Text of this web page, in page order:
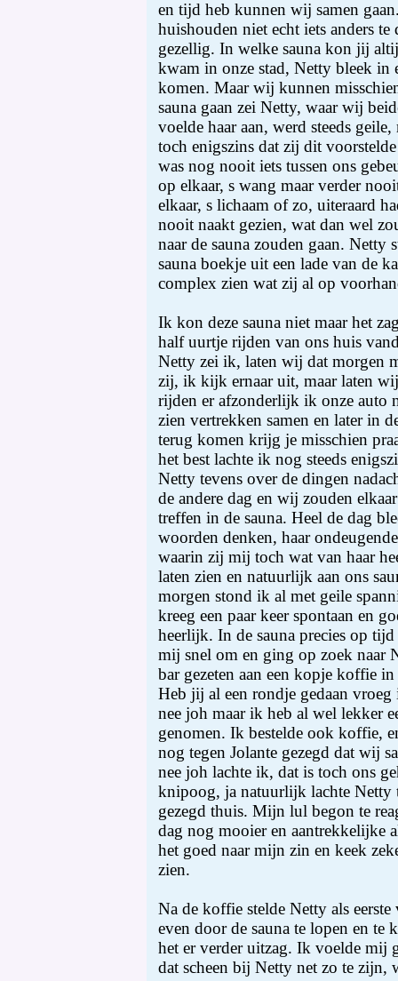
en tijd heb kunnen wij samen
huishouden niet echt iets anders
gezellig. In welke sauna kon jij
kwam in onze stad, Netty bleek in
komen. Maar wij kunnen
sauna gaan zei Netty, waar wij
voelde haar aan, werd steeds
toch enigszins dat zij dit
was nog nooit iets tussen ons
op elkaar, s wang maar verder
elkaar, s lichaam of zo, uiteraard
nooit naakt gezien, wat dan wel
naar de sauna zouden gaan. Netty
sauna boekje uit een lade van de
complex zien wat zij al op
Ik kon deze sauna niet maar het
half uurtje rijden van ons huis
Netty zei ik, laten wij dat morgen
zij, ik kijk ernaar uit, maar laten
rijden er afzonderlijk ik onze auto
zien vertrekken samen en later in
terug komen krijg je misschien
het best lachte ik nog steeds
Netty tevens over de dingen
de andere dag en wij zouden
treffen in de sauna. Heel de dag
woorden denken, haar
waarin zij mij toch wat van haar
laten zien en natuurlijk aan ons
morgen stond ik al met geile
kreeg een paar keer spontaan en
heerlijk. In de sauna precies op
mij snel om en ging op zoek naar
bar gezeten aan een kopje koffie
Heb jij al een rondje gedaan
nee joh maar ik heb al wel lekker
genomen. Ik bestelde ook koffie,
nog tegen Jolante gezegd dat wij
nee joh lachte ik, dat is toch ons
knipoog, ja natuurlijk lachte Netty
gezegd thuis. Mijn lul begon te
dag nog mooier en aantrekkelijke
het goed naar mijn zin en keek
zien.
Na de koffie stelde Netty als
even door de sauna te lopen en te
het er verder uitzag. Ik voelde mij
dat scheen bij Netty net zo te zijn,